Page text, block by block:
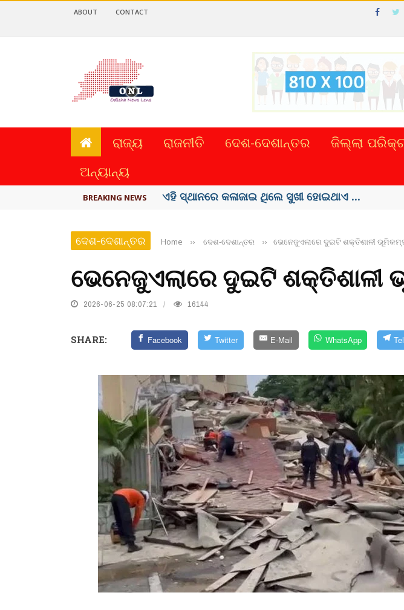
ABOUT CONTACT
ରାଜ୍ୟ ରାଜନୀତି ଦେଶ-ଦେଶାନ୍ତର ଜିଲ୍ଲା
ଅନ୍ୟାନ୍ୟ
BREAKING NEWS ଏହି ସ୍ଥାନରେ କଳାଜାଇ ଥିଲେ ସୁଖୀ ହୋଇଥାଏ ...
ଦେଶ-ଦେଶାନ୍ତର Home ›› ଦେଶ-ଦେଶାନ୍ତର ›› ଭେନେଜୁଏଲାରେ ଦୁଇଟି ଶକ୍ତିଶାଳୀ
ଭେନେଜୁଏଲାରେ ଦୁଇଟି ଶକ୍ତିଶାଳୀ
2026-06-25 08:07:21 16144
SHARE: Facebook Twitter E-Mail WhatsApp